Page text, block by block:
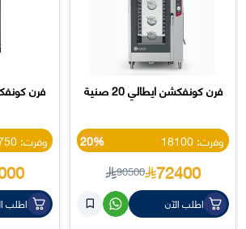
فرن كونفكشن ايطالي 20 صنية
وفرت: 18100 20%
72400
90500
اطلب الآن
وفرت: 11750
اطلب